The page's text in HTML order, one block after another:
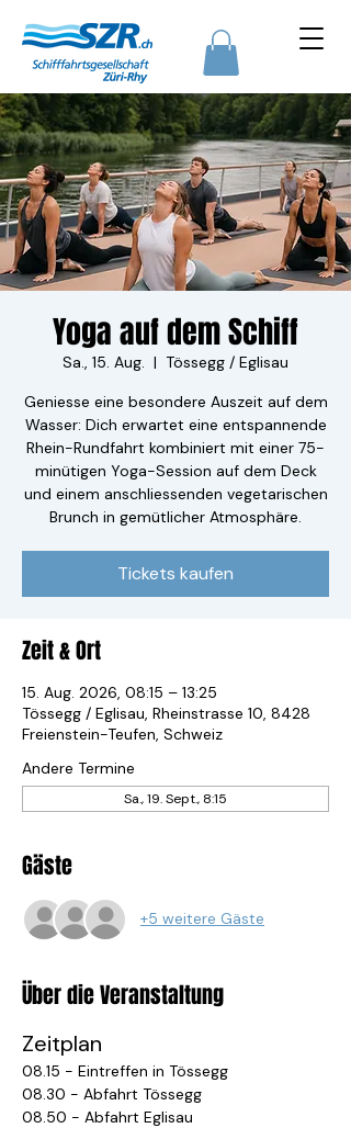
Yoga auf dem Schiff
Sa., 15. Aug.
  |
Tössegg / Eglisau
Geniesse eine besondere Auszeit auf dem
Wasser: Dich erwartet eine entspannende
Rhein-Rundfahrt kombiniert mit einer 75-
minütigen Yoga-Session auf dem Deck
und einem anschliessenden vegetarischen
Brunch in gemütlicher Atmosphäre.
Tickets kaufen
Zeit & Ort
15. Aug. 2026, 08:15 – 13:25
Tössegg / Eglisau, Rheinstrasse 10, 8428
Freienstein-Teufen, Schweiz
Andere Termine
Sa., 19. Sept., 8:15
Gäste
+5 weitere Gäste
Über die Veranstaltung
Zeitplan
08.15 - Eintreffen in Tössegg
08.30 - Abfahrt Tössegg
08.50 - Abfahrt Eglisau